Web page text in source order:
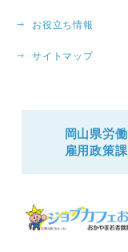
お役立ち情報
サイトマップ
岡山県労働
雇用政策課